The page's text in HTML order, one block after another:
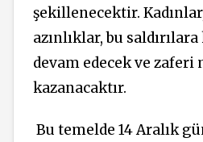
şekillenecektir.
azınlıklar, bu
devam edecek ve zaferi
kazanacaktır.
Bu temelde 14 Aralık